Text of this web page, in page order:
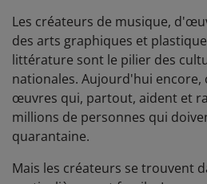
Les créateurs de musique,
des arts graphiques et
littérature sont le pilier des
nationales. Aujourd'hui encore,
œuvres qui, partout, aident et
millions de personnes qui
quarantaine.
Mais les créateurs se trouvent